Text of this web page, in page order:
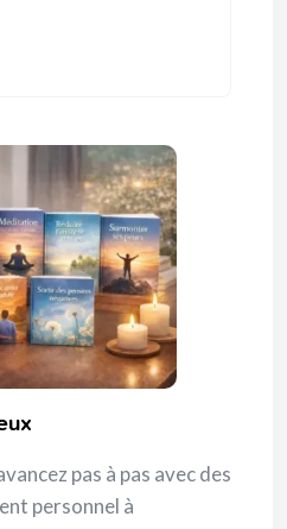
pas à pas avec des
personnel à